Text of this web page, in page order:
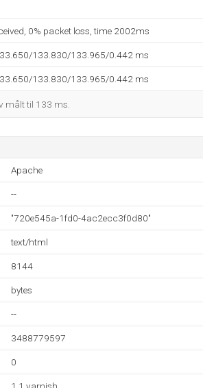
0% packet loss, time 2002ms
133.830/133.965/0.442 ms
133.830/133.965/0.442 ms
målt til 133 ms.
Apache
--
"720e545a-1fd0-4ac2ecc3f0d80"
text/html
8144
bytes
--
3488779597
0